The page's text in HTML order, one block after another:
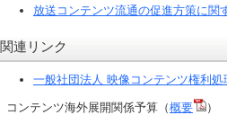
放送コンテンツ流通の促進方策に関
関連リンク
一般社団法人 映像コンテンツ権利処
コンテンツ海外展開関係予算（概要 ）